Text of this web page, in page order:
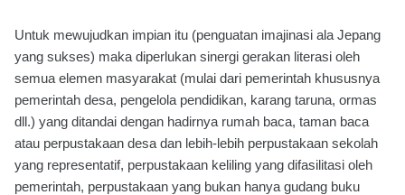
Untuk mewujudkan impian itu (penguatan imajinasi ala Jepang
yang sukses) maka diperlukan sinergi gerakan literasi oleh
semua elemen masyarakat (mulai dari pemerintah khususnya
pemerintah desa, pengelola pendidikan, karang taruna, ormas
dll.) yang ditandai dengan hadirnya rumah baca, taman baca
atau perpustakaan desa dan lebih-lebih perpustakaan sekolah
yang representatif, perpustakaan keliling yang difasilitasi oleh
pemerintah, perpustakaan yang bukan hanya gudang buku